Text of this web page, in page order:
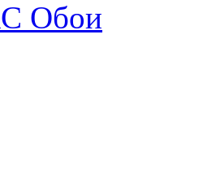
Обои